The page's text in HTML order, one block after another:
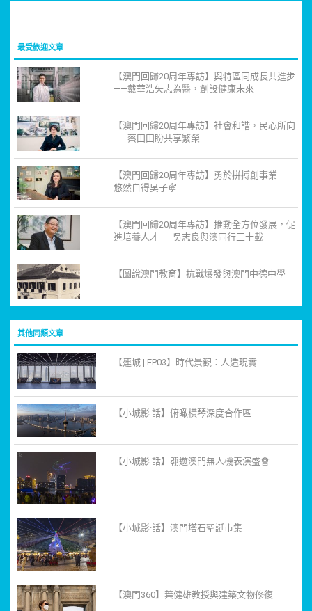
最受歡迎文章
【澳門回歸20周年專訪】與特區同成長共進步
——戴華浩矢志為醫，創設健康未來
【澳門回歸20周年專訪】社會和諧，民心所向
——蔡田田盼共享繁榮
【澳門回歸20周年專訪】勇於拼搏創事業——
悠然自得吳子寧
【澳門回歸20周年專訪】推動全方位發展，促
進培養人才——吳志良與澳同行三十載
【圖說澳門教育】抗戰爆發與澳門中德中學
其他同類文章
【連城 | EP03】時代景觀：人造現實
【小城影·話】俯瞰橫琴深度合作區
【小城影·話】翱遊澳門無人機表演盛會
【小城影·話】澳門塔石聖誕市集
【澳門360】葉健雄教授與建築文物修復